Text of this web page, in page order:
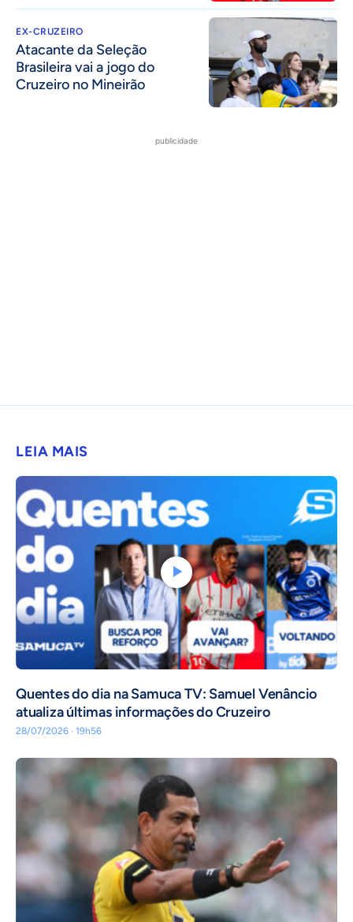
EX-CRUZEIRO
Atacante da Seleção
Brasileira vai a jogo do
Cruzeiro no Mineirão
publicidade
LEIA MAIS
Quentes do dia na Samuca TV: Samuel Venâncio
atualiza últimas informações do Cruzeiro
28/07/2026 · 19h56